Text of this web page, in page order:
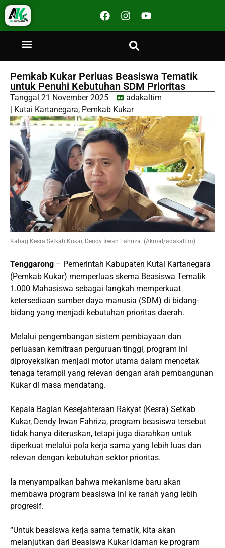
Pemkab Kukar Perluas Beasiswa Tematik
untuk Penuhi Kebutuhan SDM Prioritas
Tanggal 21 November 2025
adakaltim
Kutai Kartanegara, Pemkab Kukar
Kabag Kesra Setkab Kukar, Dendy Irwan Fahriza. (Akmal/adakaltim)
Tenggarong – Pemerintah Kabupaten Kutai Kartanegara
(Pemkab Kukar) memperluas skema Beasiswa Tematik
1.000 Mahasiswa sebagai langkah memperkuat
ketersediaan sumber daya manusia (SDM) di bidang-
bidang yang menjadi kebutuhan prioritas daerah.
Melalui pengembangan sistem pembiayaan dan
perluasan kemitraan perguruan tinggi, program ini
diproyeksikan menjadi motor utama dalam mencetak
tenaga terampil yang relevan dengan arah pembangunan
Kukar di masa mendatang.
Kepala Bagian Kesejahteraan Rakyat (Kesra) Setkab
Kukar, Dendy Irwan Fahriza, program beasiswa tersebut
tidak hanya diteruskan, tetapi juga diarahkan untuk
diperkuat melalui pola kerja sama yang lebih luas dan
relevan dengan kebutuhan sektor prioritas.
Ia menyampaikan bahwa mekanisme baru akan
membawa program beasiswa ini ke ranah yang lebih
progresif.
“Untuk beasiswa kerja sama tematik, kita akan
melanjutkan dari Beasiswa Kukar Idaman ke program